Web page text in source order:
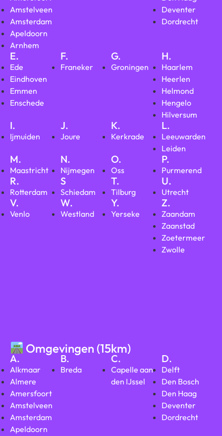
Amstelveen
Amsterdam
Apeldoorn
Arnhem
Deventer
Dordrecht
E.
Ede
Eindhoven
Emmen
Enschede
F.
Franeker
G.
Groningen
H.
Haarlem
Heerlen
Helmond
Hengelo
Hilversum
I.
Ijmuiden
J.
Joure
K.
Kerkrade
L.
Leeuwarden
Leiden
M.
Maastricht
N.
Nijmegen
O.
Oss
P.
Purmerend
R.
Rotterdam
S
Schiedam
T.
Tilburg
U.
Utrecht
V.
Venlo
W.
Westland
Y.
Yerseke
Z.
Zaandam
Zaanstad
Zoetermeer
Zwolle
Omgevingen (15km)
A.
Alkmaar
Almere
Amersfoort
Amstelveen
Amsterdam
Apeldoorn
B.
Breda
C.
Capelle aan
den IJssel
D.
Delft
Den Bosch
Den Haag
Deventer
Dordrecht